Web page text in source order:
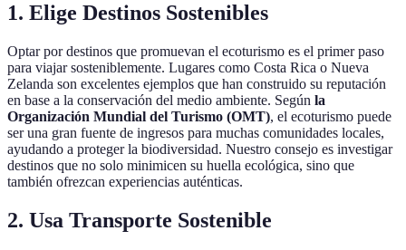
1. Elige Destinos Sostenibles
Optar por destinos que promuevan el ecoturismo es el primer paso
para viajar sosteniblemente. Lugares como Costa Rica o Nueva
Zelanda son excelentes ejemplos que han construido su reputación
en base a la conservación del medio ambiente. Según la
Organización Mundial del Turismo (OMT), el ecoturismo puede
ser una gran fuente de ingresos para muchas comunidades locales,
ayudando a proteger la biodiversidad. Nuestro consejo es investigar
destinos que no solo minimicen su huella ecológica, sino que
también ofrezcan experiencias auténticas.
2. Usa Transporte Sostenible